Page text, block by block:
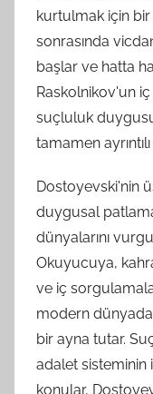
kurtulmak için
sonrasında
başlar ve hatta
Raskolnikov'un iç
suçluluk
tamamen
Dostoyevski'nin
duygusal
dünyalarını
Okuyucuya,
ve iç
modern
bir ayna tutar.
adalet sisteminin
konular,